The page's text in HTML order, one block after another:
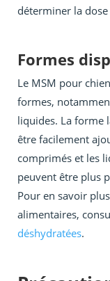
déterminer la
Formes
Le MSM pour
formes,
liquides. La forme
être facilement
comprimés et les
peuvent être plus
Pour en savoir
alimentaires,
déshydratées.